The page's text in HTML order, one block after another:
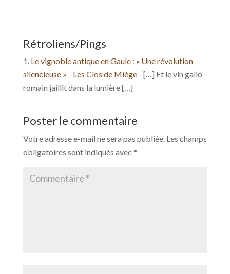
Rétroliens/Pings
Le vignoble antique en Gaule : « Une révolution
silencieuse » - Les Clos de Miège- […] Et le vin gallo-
romain jaillit dans la lumière […]
Poster le commentaire
Votre adresse e-mail ne sera pas publiée. Les champs
obligatoires sont indiqués avec *